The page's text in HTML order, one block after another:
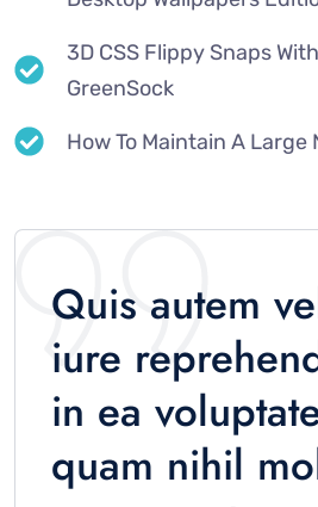
3D CSS Flippy Snaps
GreenSock
How To Maintain A
Quis autem
iure
in ea
quam nihil